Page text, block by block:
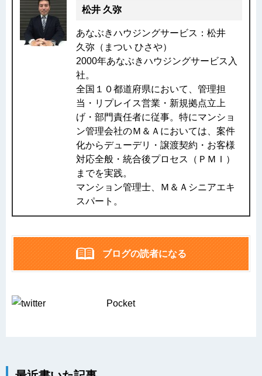
松井 久弥
あなぶきハウジングサービス：松井
久弥（まつい ひさや）
2000年あなぶきハウジングサービス入
社。
全国１０都道府県において、管理担
当・リプレイス営業・新規拠点立上
げ・部門責任者に従事。特にマンショ
ン管理会社のＭ＆Ａにおいては、案件
化からデューデリ・譲渡契約・お客様
対応全般・統合後プロセス（ＰＭＩ）
までを実践。
マンション管理士、Ｍ＆Ａシニアエキ
スパート。
ブログの読者になる
Pocket